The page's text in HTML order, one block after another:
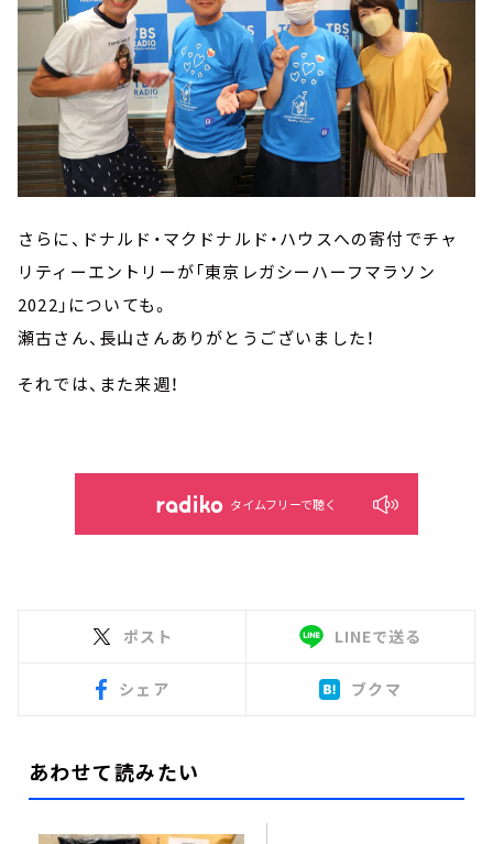
さらに、ドナルド・マクドナルド・ハウスへの寄付でチャ
リティーエントリーが「東京レガシーハーフマラソン
2022」についても。
瀬古さん、長山さんありがとうございました！
それでは、また来週！
タイムフリーで聴く
ポスト LINEで送る
シェア ブクマ
あわせて読みたい